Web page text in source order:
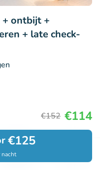
Boekingen
€125
nacht
+ ontbijt +
+ late check-
€152 €114